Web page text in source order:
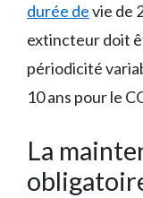
durée devie de
extincteur doit
périodicité
10 ans pour le
La